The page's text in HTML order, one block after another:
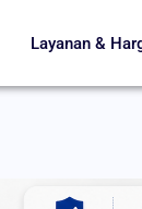
Layanan &